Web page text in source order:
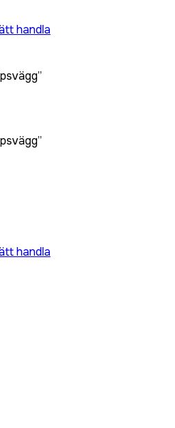
handla
handla